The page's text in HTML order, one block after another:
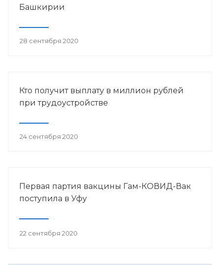
Башкирии
28 сентября 2020
Кто получит выплату в миллион рублей
при трудоустройстве
24 сентября 2020
Первая партия вакцины Гам-КОВИД-Вак
поступила в Уфу
22 сентября 2020